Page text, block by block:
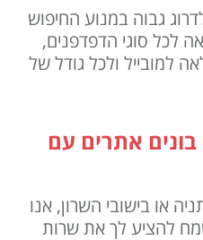
גבוה במנוע החיפוש
לכל סוגי הדפדפנים,
למובייל ולכל גודל של
אתרים עם
או בישובי השרון, אנו
להציע לך את שרות